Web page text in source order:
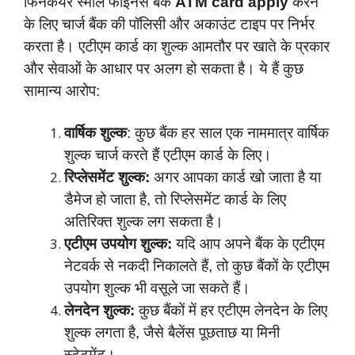
के लिए चार्ज बैंक की पॉलिसी और अकाउंट टाइप पर निर्भर
करता है। एटीएम कार्ड का शुल्क आमतौर पर खाते के प्रकार
और सेवाओं के आधार पर अलग हो सकता है। ये हैं कुछ
सामान्य आरोप:
वार्षिक शुल्क: कुछ बैंक हर साल एक नाममात्र वार्षिक
शुल्क चार्ज करते हैं एटीएम कार्ड के लिए।
रिप्लेसमेंट शुल्क: अगर आपका कार्ड खो जाता है या
डैमेज हो जाता है, तो रिप्लेसमेंट कार्ड के लिए
अतिरिक्त शुल्क लग सकता है।
एटीएम उपयोग शुल्क: यदि आप अपने बैंक के एटीएम
नेटवर्क से नकदी निकालते हैं, तो कुछ बैंकों के एटीएम
उपयोग शुल्क भी वसूले जा सकते हैं।
लेनदेन शुल्क: कुछ बैंकों में हर एटीएम लेनदेन के लिए
शुल्क लगता है, जैसे बैलेंस पूछताछ या मिनी